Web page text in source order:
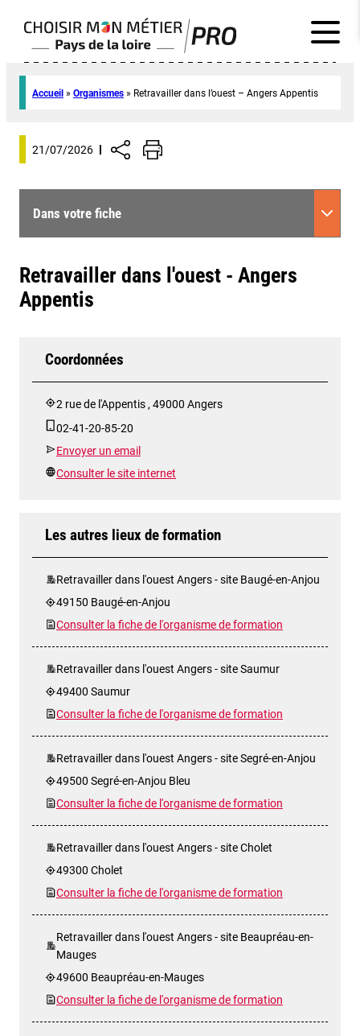
Accueil » Organismes » Retravailler dans l’ouest – Angers Appentis
21/07/2026
Dans votre fiche
Retravailler dans l'ouest - Angers
Appentis
Coordonnées
2 rue de l'Appentis , 49000 Angers
02-41-20-85-20
Envoyer un email
Consulter le site internet
Les autres lieux de formation
Retravailler dans l'ouest Angers - site Baugé-en-Anjou
49150 Baugé-en-Anjou
Consulter la fiche de l'organisme de formation
Retravailler dans l'ouest Angers - site Saumur
49400 Saumur
Consulter la fiche de l'organisme de formation
Retravailler dans l'ouest Angers - site Segré-en-Anjou
49500 Segré-en-Anjou Bleu
Consulter la fiche de l'organisme de formation
Retravailler dans l'ouest Angers - site Cholet
49300 Cholet
Consulter la fiche de l'organisme de formation
Retravailler dans l'ouest Angers - site Beaupréau-en-
Mauges
49600 Beaupréau-en-Mauges
Consulter la fiche de l'organisme de formation